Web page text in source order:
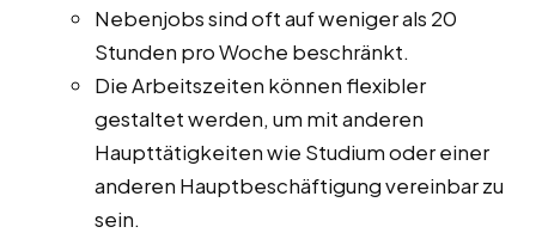
Nebenjobs sind oft auf weniger als 20
Stunden pro Woche beschränkt.
Die Arbeitszeiten können flexibler
gestaltet werden, um mit anderen
Haupttätigkeiten wie Studium oder einer
anderen Hauptbeschäftigung vereinbar zu
sein.